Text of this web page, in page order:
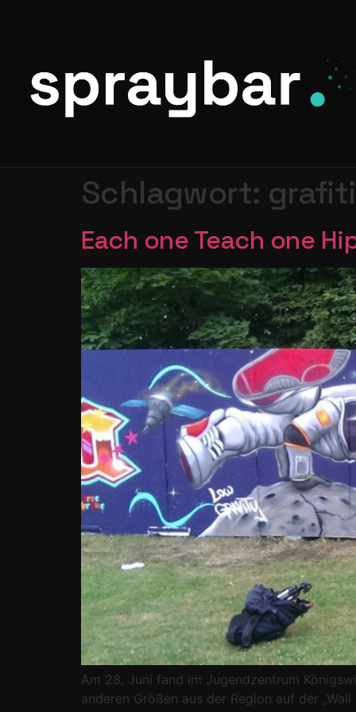
Schlagwort: grafiti
Each one Teach one
Am 28. Juni fand im Jugendzentrum
anderen Größen aus der Region auf der